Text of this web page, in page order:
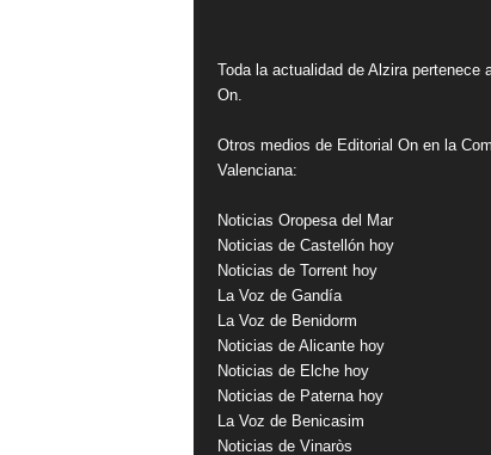
Toda la actualidad de Alzira pertenece
On.
Otros medios de Editorial On en la
Valenciana:
Noticias Oropesa del Mar
Noticias de Castellón hoy
Noticias de Torrent hoy
La Voz de Gandía
La Voz de Benidorm
Noticias de Alicante hoy
Noticias de Elche hoy
Noticias de Paterna hoy
La Voz de Benicasim
Noticias de Vinaròs